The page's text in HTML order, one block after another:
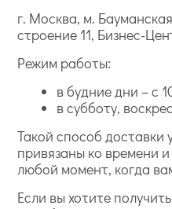
г. Москва, м.
строение 11, Бизнес-
Режим работы:
в будние дни – с
в субботу,
Такой способ доставки
привязаны ко времени
любой момент, когда
Если вы хотите